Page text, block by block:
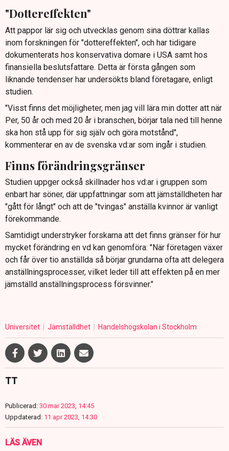
"Dottereffekten"
Att pappor lär sig och utvecklas genom sina döttrar kallas
inom forskningen för "dottereffekten", och har tidigare
dokumenterats hos konservativa domare i USA samt hos
finansiella beslutsfattare. Detta är första gången som
liknande tendenser har undersökts bland företagare, enligt
studien.
"Visst finns det möjligheter, men jag vill lära min dotter att när
Per, 50 år och med 20 år i branschen, börjar tala ned till henne
ska hon stå upp för sig själv och göra motstånd",
kommenterar en av de svenska vd:ar som ingår i studien.
Finns förändringsgränser
Studien uppger också skillnader hos vd:ar i gruppen som
enbart har söner, där uppfattningar som att jämställdheten har
"gått för långt" och att de "tvingas" anställa kvinnor är vanligt
förekommande.
Samtidigt understryker forskarna att det finns gränser för hur
mycket förändring en vd kan genomföra: "När företagen växer
och får över tio anställda så börjar grundarna ofta att delegera
anställningsprocesser, vilket leder till att effekten på en mer
jämställd anställningsprocess försvinner."
Universitet Jämställdhet Handelshögskolan i Stockholm
TT
Publicerad: 30 mar 2023, 14:45
Uppdaterad: 11 apr 2023, 14:30
LÄS ÄVEN